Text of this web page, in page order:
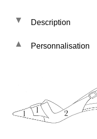
Description
Les cuirs et
- Forme effilée
Les talons :
Talons
Personnalisation